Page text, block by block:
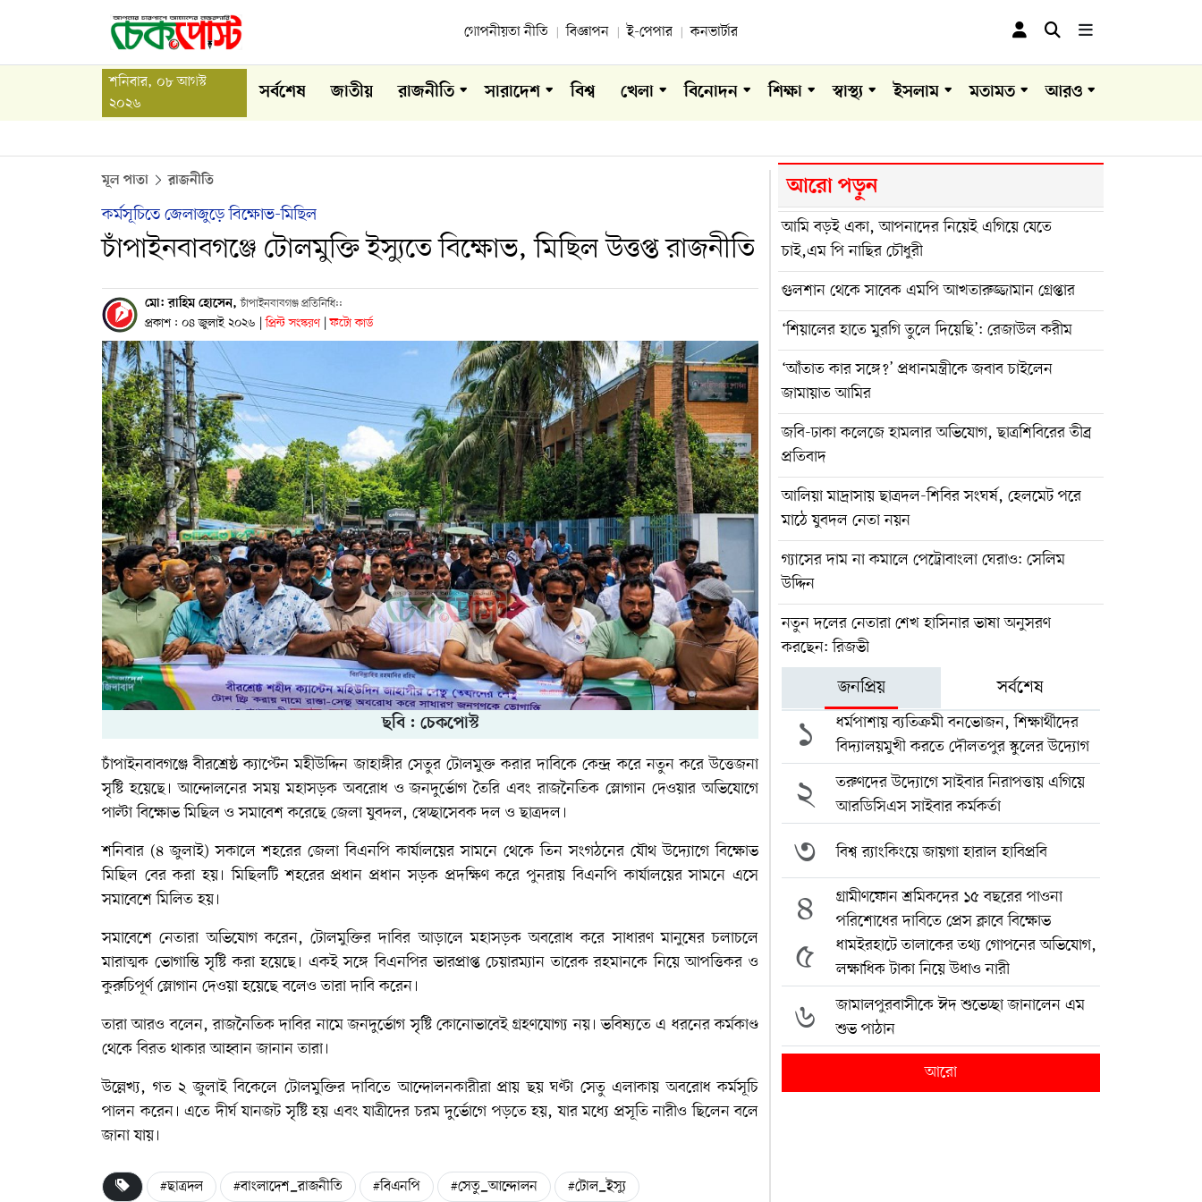
গোপনীয়তা নীতি বিজ্ঞাপন ই-পেপার কনভার্টার
শনিবার, ০৮ আগস্ট
২০২৬
সর্বশেষ জাতীয় রাজনীতি সারাদেশ বিশ্ব খেলা বিনোদন শিক্ষা স্বাস্থ্য ইসলাম মতামত আরও
মূল পাতা রাজনীতি
কর্মসূচিতে জেলাজুড়ে বিক্ষোভ-মিছিল
চাঁপাইনবাবগঞ্জে টোলমুক্তি ইস্যুতে বিক্ষোভ, মিছিল উত্তপ্ত রাজনীতি
মো: রাহিম হোসেন,চাঁপাইনবাবগঞ্জ প্রতিনিধি::
প্রকাশ : ০৪ জুলাই ২০২৬ | প্রিন্ট সংস্করণ | ফটো কার্ড
ছবি : চেকপোস্ট
চাঁপাইনবাবগঞ্জে বীরশ্রেষ্ঠ ক্যাপ্টেন মহীউদ্দিন জাহাঙ্গীর সেতুর টোলমুক্ত করার দাবিকে কেন্দ্র করে নতুন করে উত্তেজনা
সৃষ্টি হয়েছে। আন্দোলনের সময় মহাসড়ক অবরোধ ও জনদুর্ভোগ তৈরি এবং রাজনৈতিক স্লোগান দেওয়ার অভিযোগে
পাল্টা বিক্ষোভ মিছিল ও সমাবেশ করেছে জেলা যুবদল, স্বেচ্ছাসেবক দল ও ছাত্রদল।
শনিবার (৪ জুলাই) সকালে শহরের জেলা বিএনপি কার্যালয়ের সামনে থেকে তিন সংগঠনের যৌথ উদ্যোগে বিক্ষোভ
মিছিল বের করা হয়। মিছিলটি শহরের প্রধান প্রধান সড়ক প্রদক্ষিণ করে পুনরায় বিএনপি কার্যালয়ের সামনে এসে
সমাবেশে মিলিত হয়।
সমাবেশে নেতারা অভিযোগ করেন, টোলমুক্তির দাবির আড়ালে মহাসড়ক অবরোধ করে সাধারণ মানুষের চলাচলে
মারাত্মক ভোগান্তি সৃষ্টি করা হয়েছে। একই সঙ্গে বিএনপির ভারপ্রাপ্ত চেয়ারম্যান তারেক রহমানকে নিয়ে আপত্তিকর ও
কুরুচিপূর্ণ স্লোগান দেওয়া হয়েছে বলেও তারা দাবি করেন।
তারা আরও বলেন, রাজনৈতিক দাবির নামে জনদুর্ভোগ সৃষ্টি কোনোভাবেই গ্রহণযোগ্য নয়। ভবিষ্যতে এ ধরনের কর্মকাণ্ড
থেকে বিরত থাকার আহ্বান জানান তারা।
উল্লেখ্য, গত ২ জুলাই বিকেলে টোলমুক্তির দাবিতে আন্দোলনকারীরা প্রায় ছয় ঘণ্টা সেতু এলাকায় অবরোধ কর্মসূচি
পালন করেন। এতে দীর্ঘ যানজট সৃষ্টি হয় এবং যাত্রীদের চরম দুর্ভোগে পড়তে হয়, যার মধ্যে প্রসূতি নারীও ছিলেন বলে
জানা যায়।
#ছাত্রদল #বাংলাদেশ_রাজনীতি #বিএনপি #সেতু_আন্দোলন #টোল_ইস্যু
আরো পড়ুন
আমি বড়ই একা, আপনাদের নিয়েই এগিয়ে যেতে
চাই,এম পি নাছির চৌধুরী
গুলশান থেকে সাবেক এমপি আখতারুজ্জামান গ্রেপ্তার
‘শিয়ালের হাতে মুরগি তুলে দিয়েছি’: রেজাউল করীম
‘আঁতাত কার সঙ্গে?’ প্রধানমন্ত্রীকে জবাব চাইলেন
জামায়াত আমির
জবি-ঢাকা কলেজে হামলার অভিযোগ, ছাত্রশিবিরের তীব্র
প্রতিবাদ
আলিয়া মাদ্রাসায় ছাত্রদল-শিবির সংঘর্ষ, হেলমেট পরে
মাঠে যুবদল নেতা নয়ন
গ্যাসের দাম না কমালে পেট্রোবাংলা ঘেরাও: সেলিম
উদ্দিন
নতুন দলের নেতারা শেখ হাসিনার ভাষা অনুসরণ
করছেন: রিজভী
জনপ্রিয় সর্বশেষ
১
ধর্মপাশায় ব্যতিক্রমী বনভোজন, শিক্ষার্থীদের
বিদ্যালয়মুখী করতে দৌলতপুর স্কুলের উদ্যোগ
২
তরুণদের উদ্যোগে সাইবার নিরাপত্তায় এগিয়ে
আরডিসিএস সাইবার কর্মকর্তা
৩ বিশ্ব র‍্যাংকিংয়ে জায়গা হারাল হাবিপ্রবি
৪
গ্রামীণফোন শ্রমিকদের ১৫ বছরের পাওনা
পরিশোধের দাবিতে প্রেস ক্লাবে বিক্ষোভ
৫
ধামইরহাটে তালাকের তথ্য গোপনের অভিযোগ,
লক্ষাধিক টাকা নিয়ে উধাও নারী
৬
জামালপুরবাসীকে ঈদ শুভেচ্ছা জানালেন এম
শুভ পাঠান
আরো